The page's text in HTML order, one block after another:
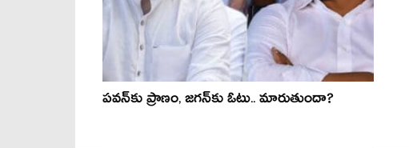
పవన్‌కు ప్రాణం, జగన్‌కు ఓటు.. మారుతుందా?